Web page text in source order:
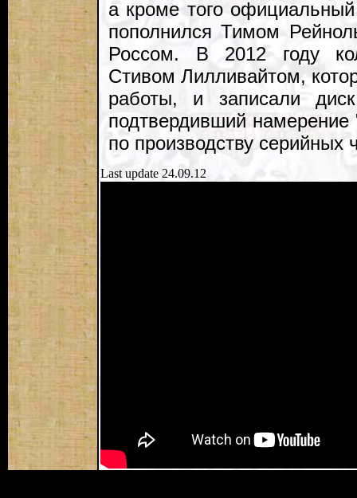
а кроме того
пополнился Тимом
Россом. В 2012 году
Стивом Лилливайтом,
работы, и записали
подтвердивший
по производству серийных
Last update 24.09.12